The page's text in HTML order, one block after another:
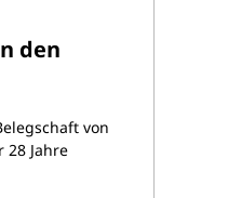
den
von
28 Jahre